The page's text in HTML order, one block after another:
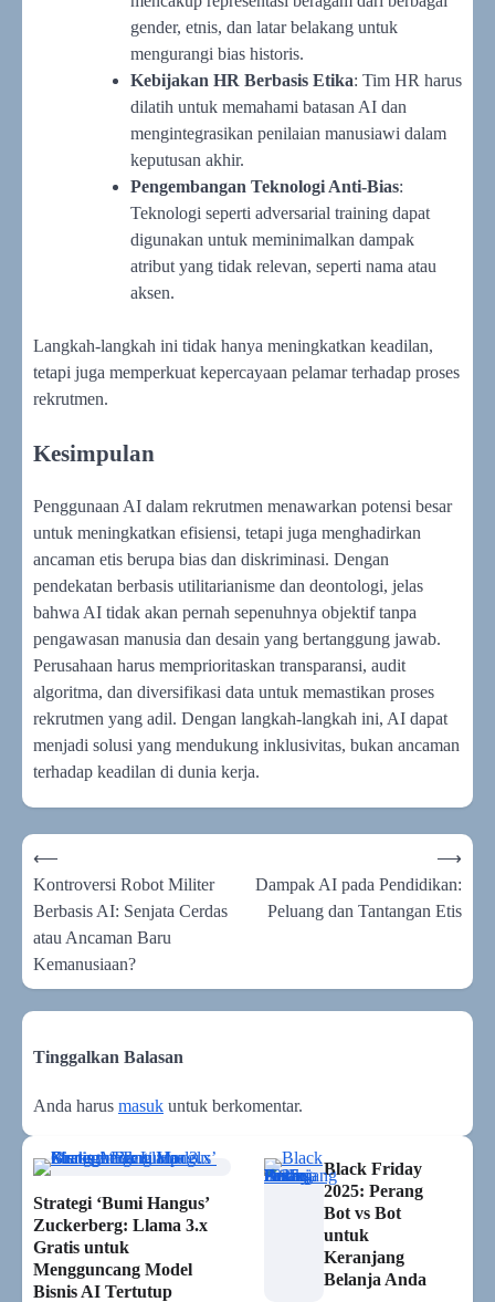
gender, etnis, dan latar belakang untuk
mengurangi bias historis.
Kebijakan HR Berbasis Etika: Tim HR harus
dilatih untuk memahami batasan AI dan
mengintegrasikan penilaian manusiawi dalam
keputusan akhir.
Pengembangan Teknologi Anti-Bias:
Teknologi seperti adversarial training dapat
digunakan untuk meminimalkan dampak
atribut yang tidak relevan, seperti nama atau
aksen.
Langkah-langkah ini tidak hanya meningkatkan keadilan,
tetapi juga memperkuat kepercayaan pelamar terhadap proses
rekrutmen.
Kesimpulan
Penggunaan AI dalam rekrutmen menawarkan potensi besar
untuk meningkatkan efisiensi, tetapi juga menghadirkan
ancaman etis berupa bias dan diskriminasi. Dengan
pendekatan berbasis utilitarianisme dan deontologi, jelas
bahwa AI tidak akan pernah sepenuhnya objektif tanpa
pengawasan manusia dan desain yang bertanggung jawab.
Perusahaan harus memprioritaskan transparansi, audit
algoritma, dan diversifikasi data untuk memastikan proses
rekrutmen yang adil. Dengan langkah-langkah ini, AI dapat
menjadi solusi yang mendukung inklusivitas, bukan ancaman
terhadap keadilan di dunia kerja.
Navigasi
pos
⟵
Kontroversi Robot Militer
Berbasis AI: Senjata Cerdas
atau Ancaman Baru
Kemanusiaan?
Dampak AI pada Pendidikan:
Peluang dan Tantangan Etis
⟶
Tinggalkan Balasan
Anda harus masuk untuk berkomentar.
Strategi ‘Bumi Hangus’
Zuckerberg: Llama 3.x
Gratis untuk
Mengguncang Model
Bisnis AI Tertutup
Black Friday
2025: Perang
Bot vs Bot
untuk
Keranjang
Belanja Anda